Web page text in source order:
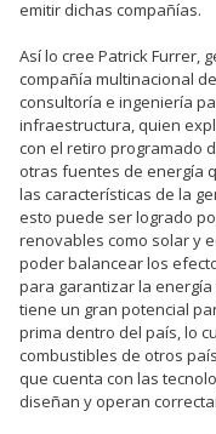
emitir dichas compañías.
Así lo cree Patrick Furrer,
compañía multinacional
consultoría e ingeniería
infraestructura, quien
con el retiro programado
otras fuentes de energía
las características de la
esto puede ser logrado
renovables como solar y
poder balancear los
para garantizar la energía
tiene un gran potencial
prima dentro del país, lo
combustibles de otros
que cuenta con las
diseñan y operan